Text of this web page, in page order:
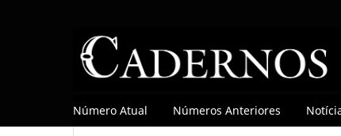
Número Atual Números Anteriores